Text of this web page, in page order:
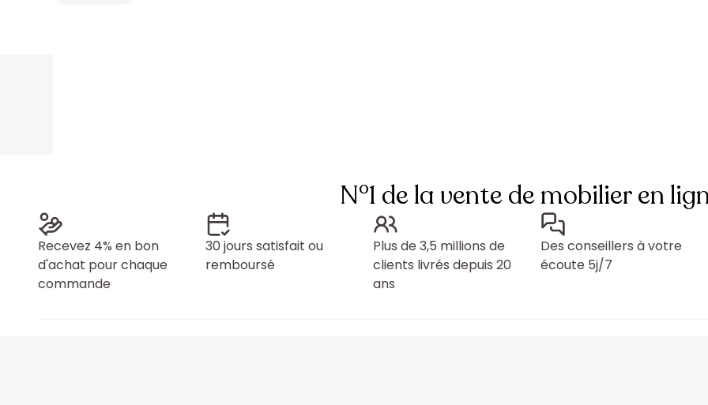
N°1 de la vente de mobilier en
Recevez 4% en bon
d'achat pour chaque
commande
30 jours satisfait ou
remboursé
Plus de 3,5 millions de
clients livrés depuis 20
ans
Des conseillers à votre
écoute 5j/7